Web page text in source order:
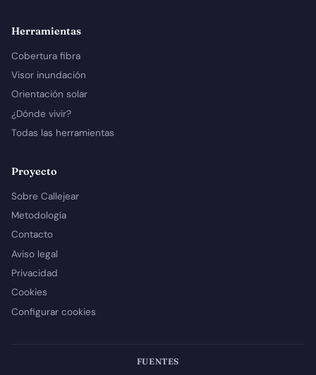
Herramientas
Cobertura fibra
Visor inundación
Orientación solar
¿Dónde vivir?
Todas las herramientas
Proyecto
Sobre Callejear
Metodología
Contacto
Aviso legal
Privacidad
Cookies
Configurar cookies
FUENTES